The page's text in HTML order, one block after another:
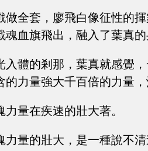
做全套，廖飛白像征性的
魂血旗飛出，融入了葉真
入體的剎那，葉真就感覺
的力量強大千百倍的力量
力量在疾速的壯大著。
力量的壯大，是一種說不